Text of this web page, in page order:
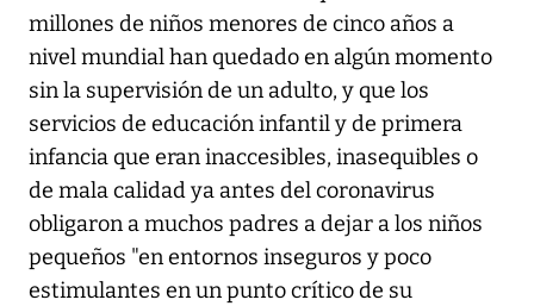
millones de niños menores de cinco años a
nivel mundial han quedado en algún momento
sin la supervisión de un adulto, y que los
servicios de educación infantil y de primera
infancia que eran inaccesibles, inasequibles o
de mala calidad ya antes del coronavirus
obligaron a muchos padres a dejar a los niños
pequeños "en entornos inseguros y poco
estimulantes en un punto crítico de su